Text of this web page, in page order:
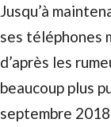
Jusqu’à
ses téléphones
d’après les
beaucoup plus
septembre